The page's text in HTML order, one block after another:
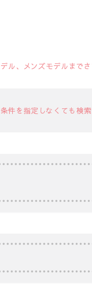
ル、メンズモデルまで
件を指定しなくても検索